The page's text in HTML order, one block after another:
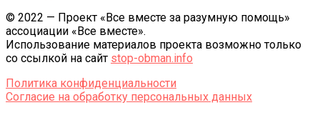
© 2022 — Проект «Все вместе за разумную помощь»
ассоциации «Все вместе».
Использование материалов проекта возможно только
со ссылкой на сайт stop-obman.info
Политика конфиденциальности
Согласие на обработку персональных данных